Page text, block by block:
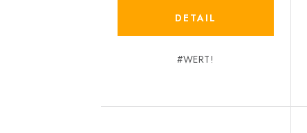
DETAIL
#WERT!